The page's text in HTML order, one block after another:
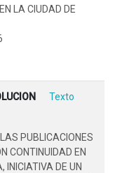
LA CIUDAD DE
Texto
PUBLICACIONES
CONTINUIDAD EN
INICIATIVA DE UN